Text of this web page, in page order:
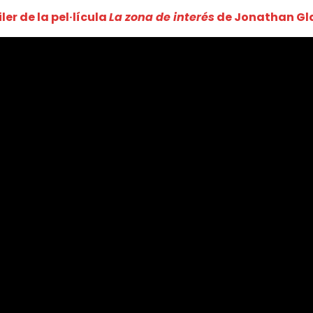
de la pel·lículaLa zona de interésde Jonathan